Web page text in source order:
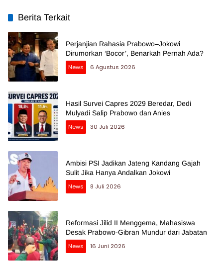
Berita Terkait
Perjanjian Rahasia Prabowo–Jokowi
Dirumorkan ‘Bocor’, Benarkah Pernah Ada?
News
6 Agustus 2026
Hasil Survei Capres 2029 Beredar, Dedi
Mulyadi Salip Prabowo dan Anies
News
30 Juli 2026
Ambisi PSI Jadikan Jateng Kandang Gajah
Sulit Jika Hanya Andalkan Jokowi
News
8 Juli 2026
Reformasi Jilid II Menggema, Mahasiswa
Desak Prabowo-Gibran Mundur dari Jabatan
News
16 Juni 2026